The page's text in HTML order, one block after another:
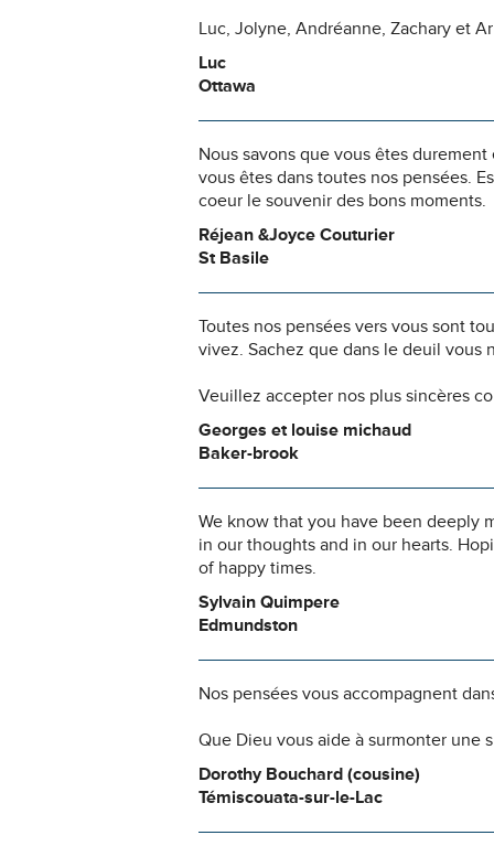
Luc, Jolyne, Andréanne, Zachary et
Luc
Ottawa
Nous savons que vous êtes
vous êtes dans toutes nos pensées.
coeur le souvenir des bons moments.
Réjean &Joyce Couturier
St Basile
Toutes nos pensées vers vous sont
vivez. Sachez que dans le deuil vous
Veuillez accepter nos plus sincères
Georges et louise michaud
Baker-brook
We know that you have been deeply
in our thoughts and in our hearts.
of happy times.
Sylvain Quimpere
Edmundston
Nos pensées vous accompagnent
Que Dieu vous aide à surmonter une
Dorothy Bouchard (cousine)
Témiscouata-sur-le-Lac